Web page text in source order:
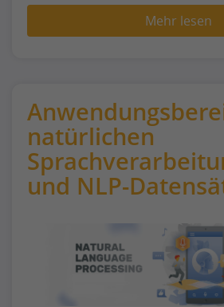
Mehr lesen
natürlichen
und NLP-